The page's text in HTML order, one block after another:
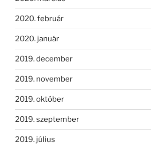
2020. február
2020. január
2019. december
2019. november
2019. október
2019. szeptember
2019. július